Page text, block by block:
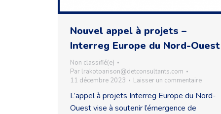
Nouvel appel à projets –
Interreg Europe du Nord-Ouest
Non classifié(e)
Par lrakotoarison@detconsultants.com
11 décembre 2023
Laisser un commentaire
L’appel à projets Interreg Europe du Nord-
Ouest vise à soutenir l’émergence de